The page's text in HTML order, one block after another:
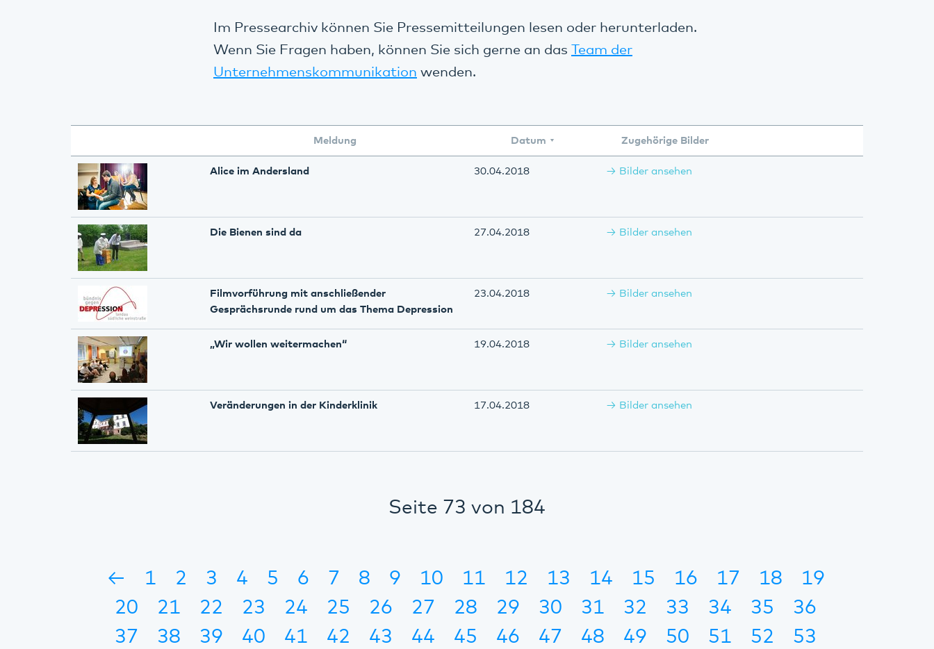
Im Pressearchiv können Sie Pressemitteilungen lesen oder herunterladen.
Wenn Sie Fragen haben, können Sie sich gerne an das
Team der
Unternehmenskommunikation wenden.
Meldung Datum Zugehörige Bilder
Alice im Andersland 30.04.2018 Bilder ansehen
Die Bienen sind da 27.04.2018 Bilder ansehen
Filmvorführung mit anschließender
Gesprächsrunde rund um das Thema Depression
23.04.2018 Bilder ansehen
„Wir wollen weitermachen“ 19.04.2018 Bilder ansehen
Veränderungen in der Kinderklinik 17.04.2018 Bilder ansehen
Seite 73 von 184
← 1 2 3 4 5 6 7 8 9 10 11 12 13 14 15 16 17 18
19
20
21 22 23 24 25 26 27 28 29 30 31 32 33 34 35
36
37
38 39 40 41 42 43 44 45 46 47 48 49 50 51 52
53